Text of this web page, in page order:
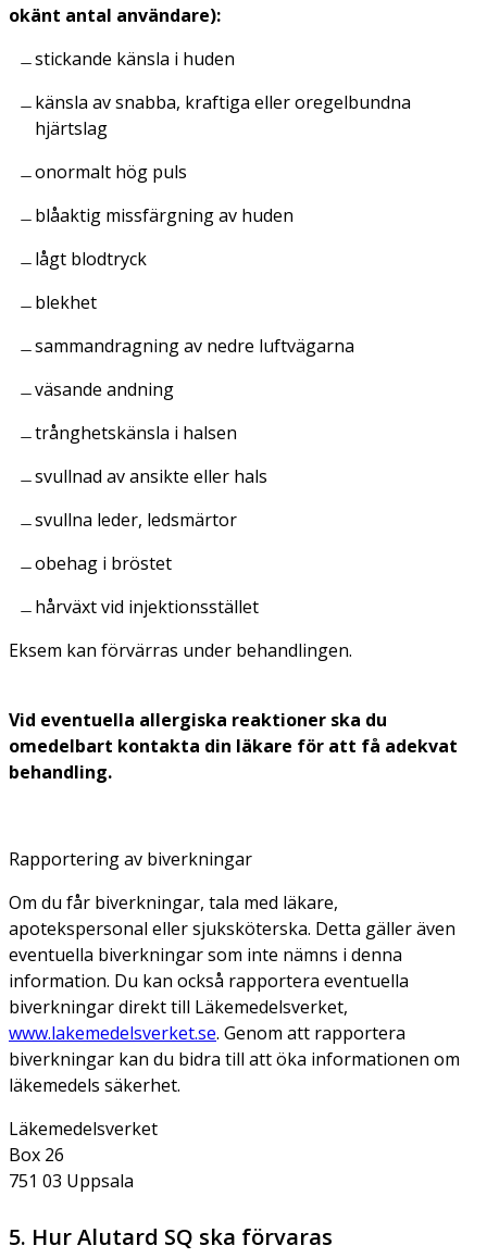
okänt antal användare):
stickande känsla i huden
känsla av snabba, kraftiga eller oregelbundna
hjärtslag
onormalt hög puls
blåaktig missfärgning av huden
lågt blodtryck
blekhet
sammandragning av nedre luftvägarna
väsande andning
trånghetskänsla i halsen
svullnad av ansikte eller hals
svullna leder, ledsmärtor
obehag i bröstet
hårväxt vid injektionsstället
Eksem kan förvärras under behandlingen.
Vid eventuella allergiska reaktioner ska du
omedelbart kontakta din läkare för att få adekvat
behandling.
Rapportering av biverkningar
Om du får biverkningar, tala med läkare,
apotekspersonal eller sjuksköterska. Detta gäller även
eventuella biverkningar som inte nämns i denna
information. Du kan också rapportera eventuella
biverkningar direkt till Läkemedelsverket,
www.lakemedelsverket.se. Genom att rapportera
biverkningar kan du bidra till att öka informationen om
läkemedels säkerhet.
Läkemedelsverket
Box 26
751 03 Uppsala
5. Hur Alutard SQ ska förvaras